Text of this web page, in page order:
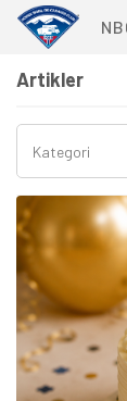
Artikler
Kategori